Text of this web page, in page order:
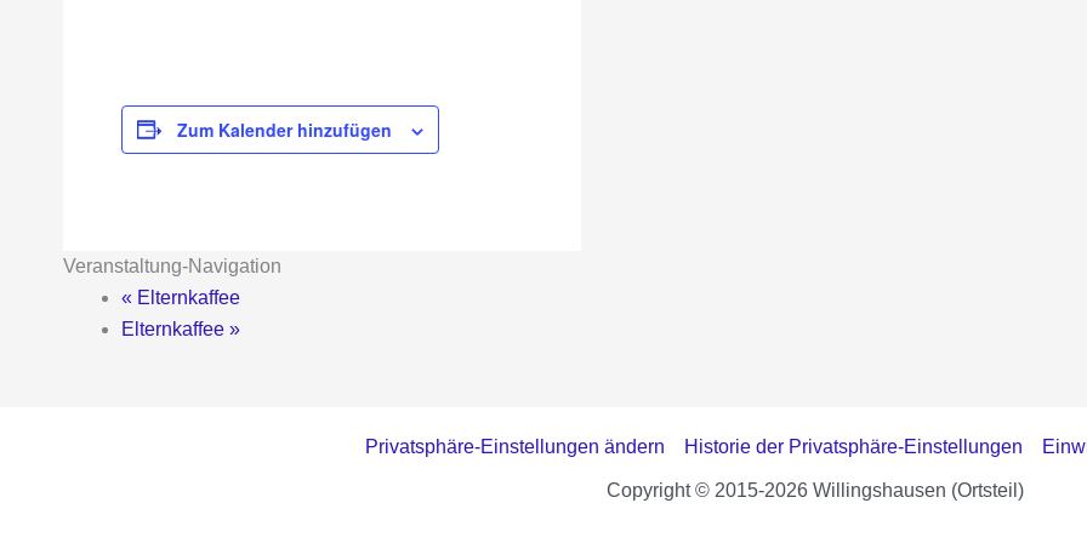
Zum Kalender hinzufügen
Veranstaltung-Navigation
« Elternkaffee
Elternkaffee »
Privatsphäre-Einstellungen ändern Historie der Privatsphäre-Einstellungen
Copyright © 2015-2026 Willingshausen (Ortsteil)